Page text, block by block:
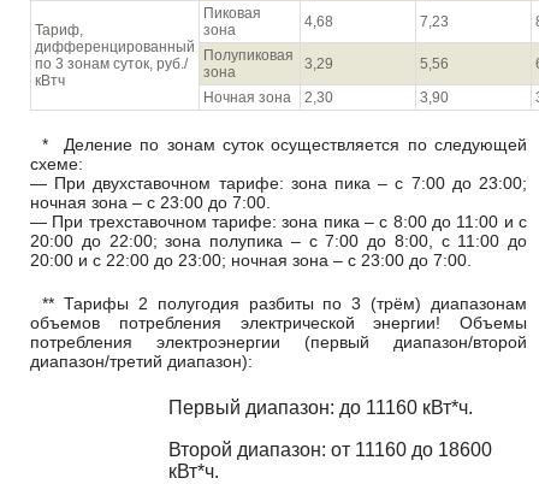
Тариф,
дифференцированный
по 3 зонам суток, руб./
кВтч
Пиковая
зона
4,68 7,23
Полупиковая
зона
3,29 5,56
Ночная зона
2,30 3,90
* Деление по зонам суток осуществляется по следующей
схеме:
— При двухставочном тарифе: зона пика – с 7:00 до 23:00;
ночная зона – с 23:00 до 7:00.
— При трехставочном тарифе: зона пика – с 8:00 до 11:00 и с
20:00 до 22:00; зона полупика – с 7:00 до 8:00, с 11:00 до
20:00 и с 22:00 до 23:00; ночная зона – с 23:00 до 7:00.
** Тарифы 2 полугодия разбиты по 3 (трём) диапазонам
объемов потребления электрической энергии! Объемы
потребления электроэнергии (первый диапазон/второй
диапазон/третий диапазон):
Первый диапазон: до 11160 кВт*ч.
Второй диапазон: от 11160 до 18600
кВт*ч.